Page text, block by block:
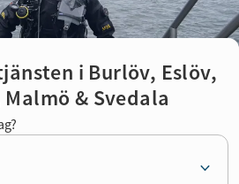
i Burlöv, Eslöv,
& Svedala